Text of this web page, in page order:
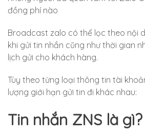
đồng phí nào
Broadcast zalo có thể lọc theo nội
khi gửi tin nhắn cũng như thời gian
lịch gửi cho khách hàng.
Tùy theo từng loại thông tin tài
lượng giới hạn gửi tin đi khác nhau:
Tin nhắn ZNS là gì?